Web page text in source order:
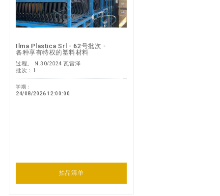
Ilma Plastica Srl - 62号批次 -
各种享有特权的塑料材料
过程。 N.30/2024 瓦雷泽
批次：1
学期：
24/08/2026 12:00:00
拍品清单